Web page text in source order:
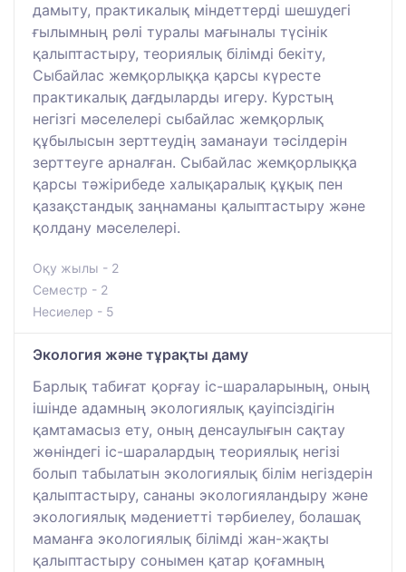
дамыту, практикалық міндеттерді шешудегі
ғылымның рөлі туралы мағыналы түсінік
қалыптастыру, теориялық білімді бекіту,
Сыбайлас жемқорлыққа қарсы күресте
практикалық дағдыларды игеру. Курстың
негізгі мәселелері сыбайлас жемқорлық
құбылысын зерттеудің заманауи тәсілдерін
зерттеуге арналған. Сыбайлас жемқорлыққа
қарсы тәжірибеде халықаралық құқық пен
қазақстандық заңнаманы қалыптастыру және
қолдану мәселелері.
Оқу жылы - 2
Семестр - 2
Несиелер - 5
Экология және тұрақты даму
Барлық табиғат қорғау іс-шараларының, оның
ішінде адамның экологиялық қауіпсіздігін
қамтамасыз ету, оның денсаулығын сақтау
жөніндегі іс-шаралардың теориялық негізі
болып табылатын экологиялық білім негіздерін
қалыптастыру, сананы экологияландыру және
экологиялық мәдениетті тәрбиелеу, болашақ
маманға экологиялық білімді жан-жақты
қалыптастыру сонымен қатар қоғамның